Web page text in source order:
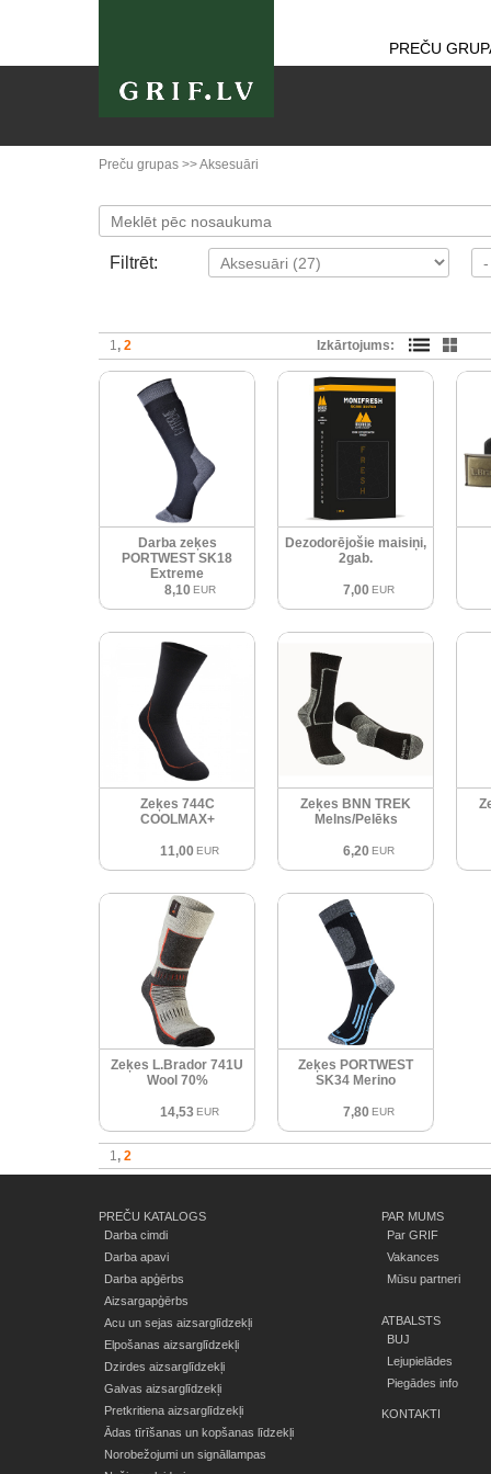
PREČU
Preču grupas >>Aksesuāri
Filtrēt:
1 2 Izkārtojums:
Darba zeķes
PORTWEST SK18
Extreme
8,10 EUR
Dezodorējošie maisiņi,
2gab.
7,00 EUR
Zeķes 744C
COOLMAX+
11,00 EUR
Zeķes BNN TREK
Melns/Pelēks
6,20 EUR
Zeķes L.Brador 741U
Wool 70%
14,53 EUR
Zeķes PORTWEST
SK34 Merino
7,80 EUR
1 2
PREČU KATALOGS
Darba cimdi
Darba apavi
Darba apģērbs
Aizsargapģērbs
Acu un sejas aizsarglīdzekļi
Elpošanas aizsarglīdzekļi
Dzirdes aizsarglīdzekļi
Galvas aizsarglīdzekļi
Pretkritiena aizsarglīdzekļi
Ādas tīrīšanas un kopšanas līdzekļi
Norobežojumi un signāllampas
PAR MUMS
Par GRIF
Vakances
Mūsu partneri
ATBALSTS
BUJ
Lejupielādes
Piegādes info
KONTAKTI